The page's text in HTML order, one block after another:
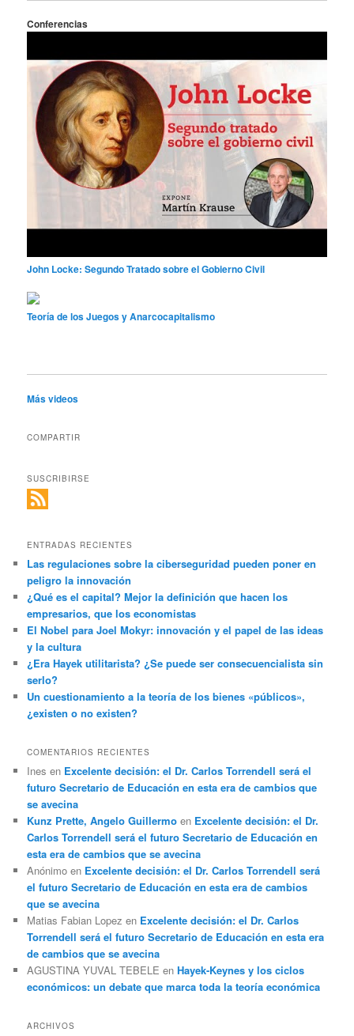
Conferencias
John Locke: Segundo Tratado sobre el Gobierno Civil
Teoría de los Juegos y Anarcocapitalismo
Más videos
COMPARTIR
SUSCRIBIRSE
ENTRADAS RECIENTES
Las regulaciones sobre la ciberseguridad pueden poner en
peligro la innovación
¿Qué es el capital? Mejor la definición que hacen los
empresarios, que los economistas
El Nobel para Joel Mokyr: innovación y el papel de las ideas
y la cultura
¿Era Hayek utilitarista? ¿Se puede ser consecuencialista sin
serlo?
Un cuestionamiento a la teoría de los bienes «públicos»,
¿existen o no existen?
COMENTARIOS RECIENTES
Ines en Excelente decisión: el Dr. Carlos Torrendell será el
futuro Secretario de Educación en esta era de cambios que
se avecina
Kunz Prette, Angelo Guillermo en Excelente decisión: el Dr.
Carlos Torrendell será el futuro Secretario de Educación en
esta era de cambios que se avecina
Anónimo en Excelente decisión: el Dr. Carlos Torrendell será
el futuro Secretario de Educación en esta era de cambios
que se avecina
Matias Fabian Lopez en Excelente decisión: el Dr. Carlos
Torrendell será el futuro Secretario de Educación en esta era
de cambios que se avecina
AGUSTINA YUVAL TEBELE enHayek-Keynes y los ciclos
económicos: un debate que marca toda la teoría económica
ARCHIVOS